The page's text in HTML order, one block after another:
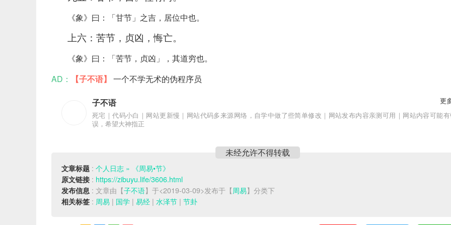
《象》曰：「甘节」之吉，居位中也。
上六：苦节，贞凶，悔亡。
《象》曰：「苦节，贞凶」，其道穷也。
AD： 【子不语】 一个不学无术的伪程序员
更
子不语
死宅｜代码小白｜网站更新慢｜网站代码多来源网络，自学中做了些简单修改｜网站发布内容亲测可用｜网站内容可能
误，希望大神指正
未经允许不得转载
文章标题 : 个人日志 » 《周易•节》
原文链接 : https://zibuyu.life/3606.html
发布信息 : 文章由【子不语】于<2019-03-09>发布于【周易】分类下
相关标签 : 周易 | 国学 | 易经 | 水泽节 | 节卦